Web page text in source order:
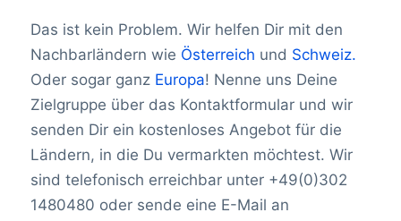
benutzerfreundlicher zu machen. Alle
unsere Datenbanken werden laufend
überprüft.
Bonaire 4
Bosnien-Herzegowina 42.299
Botswana3.556
Brazil16,340,397
Brunei Darussalam 274
Bulgarien 601.634
Burkina Faso458
Burundi184
Kambodscha1.289
Das ist kein Problem. Wir helfen Dir mit den
Nachbarländern wie Österreich und Schweiz.
Oder sogar ganz Europa! Nenne uns Deine
Zielgruppe über das Kontaktformular und wir
senden Dir ein kostenloses Angebot für die
Ländern, in die Du vermarkten möchtest. Wir
sind telefonisch erreichbar unter +49(0)302
1480480 oder sende eine E-Mail an